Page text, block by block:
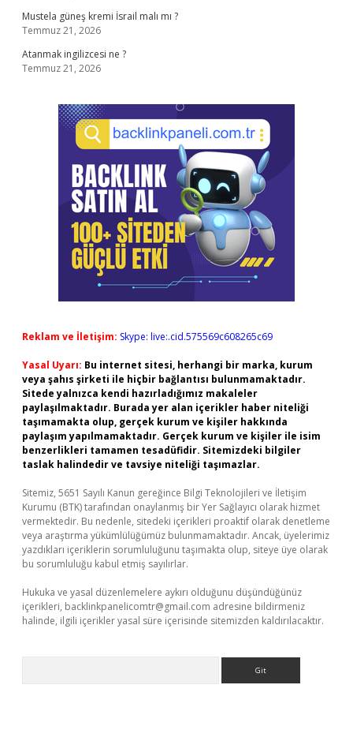
Mustela güneş kremi İsrail malı mı ?
Temmuz 21, 2026
Atanmak ingilizcesi ne ?
Temmuz 21, 2026
Reklam ve İletişim: Skype: live:.cid.575569c608265c69
Yasal Uyarı: Bu internet sitesi, herhangi bir marka, kurum
veya şahıs şirketi ile hiçbir bağlantısı bulunmamaktadır.
Sitede yalnızca kendi hazırladığımız makaleler
paylaşılmaktadır. Burada yer alan içerikler haber niteliği
taşımamakta olup, gerçek kurum ve kişiler hakkında
paylaşım yapılmamaktadır. Gerçek kurum ve kişiler ile isim
benzerlikleri tamamen tesadüfidir. Sitemizdeki bilgiler
taslak halindedir ve tavsiye niteliği taşımazlar.
Sitemiz, 5651 Sayılı Kanun gereğince Bilgi Teknolojileri ve İletişim
Kurumu (BTK) tarafından onaylanmış bir Yer Sağlayıcı olarak hizmet
vermektedir. Bu nedenle, sitedeki içerikleri proaktif olarak denetleme
veya araştırma yükümlülüğümüz bulunmamaktadır. Ancak, üyelerimiz
yazdıkları içeriklerin sorumluluğunu taşımakta olup, siteye üye olarak
bu sorumluluğu kabul etmiş sayılırlar.
Hukuka ve yasal düzenlemelere aykırı olduğunu düşündüğünüz
içerikleri, backlinkpanelicomtr@gmail.com adresine bildirmeniz
halinde, ilgili içerikler yasal süre içerisinde sitemizden kaldırılacaktır.